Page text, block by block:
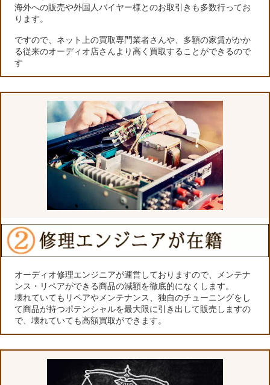
海外への販売や外国人バイヤー様とのお取引きも多数行ってお
ります。
ですので、ネット上の買取専門業者さんや、多額の家賃がかか
る従来のオーディオ店さんより高く買取することができるので
す
オーディオ修理エンジニアが運営しておりますので、メンテナ
ンス・リペアができる商品の減額を徹底的になくします。
壊れていてもリペアやメンテナンス、独自のチューニングをし
て商品が持つポテンシャルを最大限に引き出して販売しますの
で、壊れていても高額買取ができます。